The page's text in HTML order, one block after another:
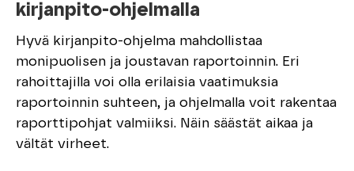
kirjanpito-ohjelmalla
Hyvä kirjanpito-ohjelma mahdollistaa
monipuolisen ja joustavan raportoinnin. Eri
rahoittajilla voi olla erilaisia vaatimuksia
raportoinnin suhteen, ja ohjelmalla voit rakentaa
raporttipohjat valmiiksi. Näin säästät aikaa ja
vältät virheet.